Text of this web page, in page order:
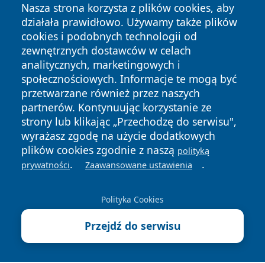
Nasza strona korzysta z plików cookies, aby
działała prawidłowo. Używamy także plików
cookies i podobnych technologii od
zewnętrznych dostawców w celach
analitycznych, marketingowych i
społecznościowych. Informacje te mogą być
przetwarzane również przez naszych
partnerów. Kontynuując korzystanie ze
strony lub klikając „Przechodzę do serwisu",
wyrażasz zgodę na użycie dodatkowych
plików cookies zgodnie z naszą polityką
prywatności. Zaawansowane ustawienia .
Polityka Cookies
Przejdź do serwisu
Copyright © 2026 wiadomoscilublin.pl Wszystkie prawa
zastrzeżone.
News Autorzy
Polityka
Polityka